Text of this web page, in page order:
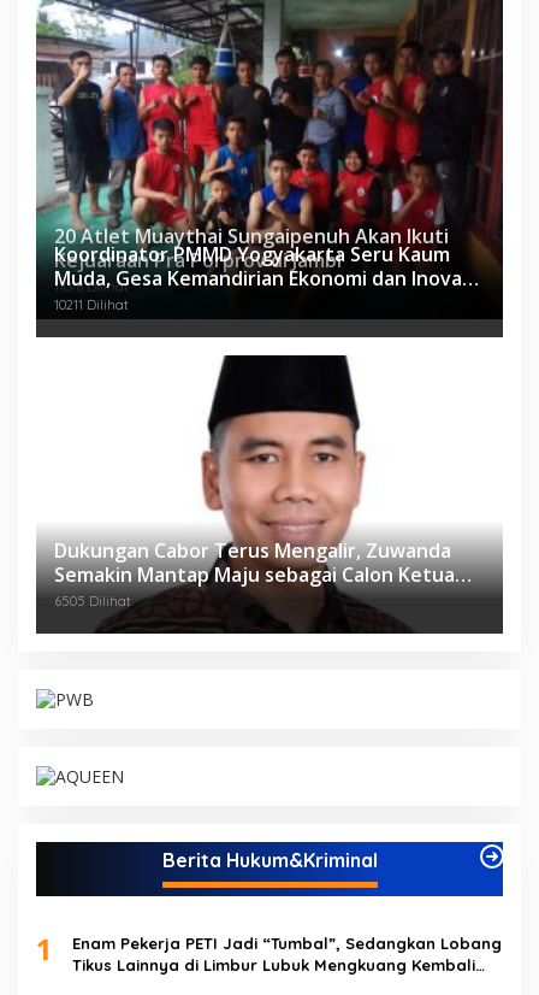
20 Atlet Muaythai Sungaipenuh Akan Ikuti
Kejuaraan Pra Porprov di Jambi
11078 Dilihat
Koordinator PMMD Yogyakarta Seru Kaum
Muda, Gesa Kemandirian Ekonomi dan Inovasi
Desa
10211 Dilihat
Dukungan Cabor Terus Mengalir, Zuwanda
Semakin Mantap Maju sebagai Calon Ketua
KONI
6505 Dilihat
Berita Hukum&Kriminal
1
Enam Pekerja PETI Jadi “Tumbal”, Sedangkan Lobang
Tikus Lainnya di Limbur Lubuk Mengkuang Kembali